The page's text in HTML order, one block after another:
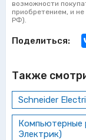
возможности
приобретением, и
РФ).
Поделиться:
Также
Schneider
Компьютерные
Электрик)